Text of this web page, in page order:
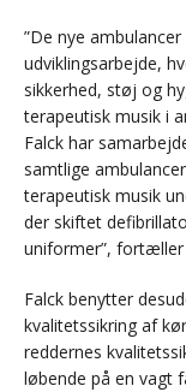
”De nye
udviklingsarbejde,
sikkerhed, støj og
terapeutisk musik i
Falck har
samtlige
terapeutisk musik
der skiftet
uniformer”, fortæller
Falck benytter
kvalitetssikring af
reddernes
løbende på en vagt